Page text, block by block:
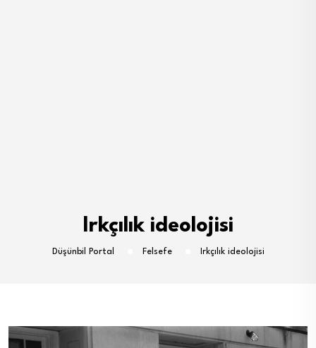
Irkçılık ideolojisi
Düşünbil Portal Felsefe Irkçılık ideolojisi